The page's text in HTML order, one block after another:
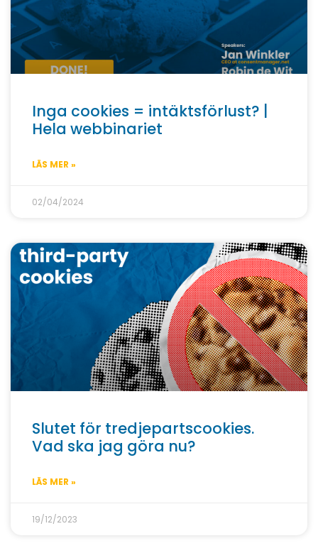
Inga cookies = intäktsförlust? |
Hela webbinariet
LÄS MER »
02/04/2024
Slutet för tredjepartscookies.
Vad ska jag göra nu?
LÄS MER »
19/12/2023